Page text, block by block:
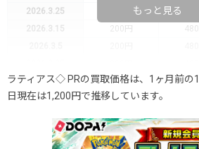
2026.3.25
2026.3.15
200円
2026.2.15
200円
2026.2.5
200円
2026.1.25
200円
2026.1.15
200円
もっと見る
ラティアス◇ PRの買取価格は、1ヶ月前の
日現在は1,200円で推移しています。